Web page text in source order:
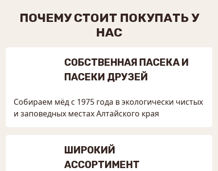
ПОЧЕМУ СТОИТ ПОКУПАТЬ У
НАС
СОБСТВЕННАЯ ПАСЕКА И
ПАСЕКИ ДРУЗЕЙ
Собираем мёд с 1975 года в экологически чистых
и заповедных местах Алтайского края
ШИРОКИЙ
АССОРТИМЕНТ